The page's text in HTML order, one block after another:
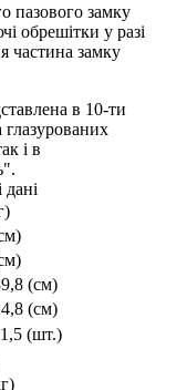
пазового замку
обрешітки у разі
частина замку
​​в 10-ти
і в
дані
(cм)
(cм)
(шт.)